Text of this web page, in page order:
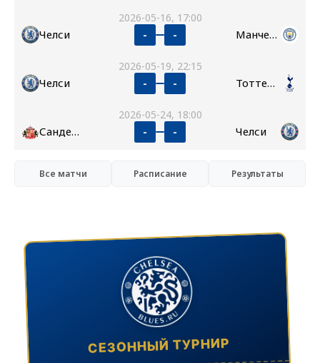
2026-05-16, 17:00
Челси - - Манчестер Сити
2026-05-19, 22:15
Челси - - Тоттенхэм
2026-05-24, 18:00
Сандерленд - - Челси
Все матчи Расписание Результаты
СЕЗОННЫЙ ТУРНИР